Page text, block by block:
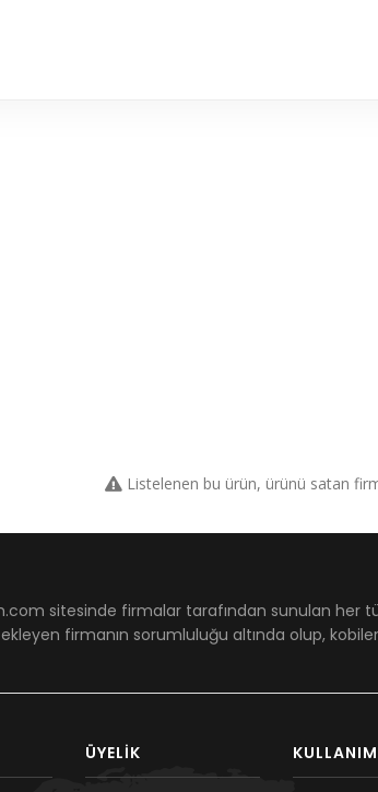
Listelenen bu ürün, ürünü satan
sitesinde firmalar tarafından sunulan her
firmanın sorumluluğu altında olup,
ÜYELIK KULLANIM